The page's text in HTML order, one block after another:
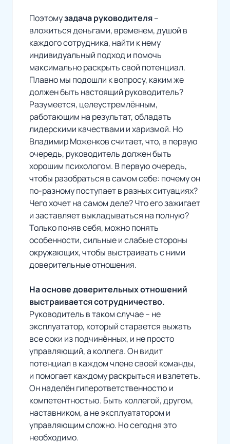
Поэтомузадача руководителя–
вложиться деньгами, временем, душой в
каждого сотрудника, найти к нему
индивидуальный подход и помочь
максимально раскрыть свой потенциал.
Плавно мы подошли к вопросу, каким же
должен быть настоящий руководитель?
Разумеется, целеустремлённым,
работающим на результат, обладать
лидерскими качествами и харизмой. Но
Владимир Моженков считает, что, в первую
очередь, руководитель должен быть
хорошим психологом. В первую очередь,
чтобы разобраться в самом себе: почему он
по-разному поступает в разных ситуациях?
Чего хочет на самом деле? Что его зажигает
и заставляет выкладываться на полную?
Только поняв себя, можно понять
особенности, сильные и слабые стороны
окружающих, чтобы выстраивать с ними
доверительные отношения.
На основе доверительных отношений
выстраивается сотрудничество.
Руководитель в таком случае – не
эксплуататор, который старается выжать
все соки из подчинённых, и не просто
управляющий, а коллега. Он видит
потенциал в каждом члене своей команды,
и помогает каждому раскрыться и взлететь.
Он наделён гиперответственностю и
компетентностью. Быть коллегой, другом,
наставником, а не эксплуататором и
управляющим сложно. Но сегодня это
необходимо.